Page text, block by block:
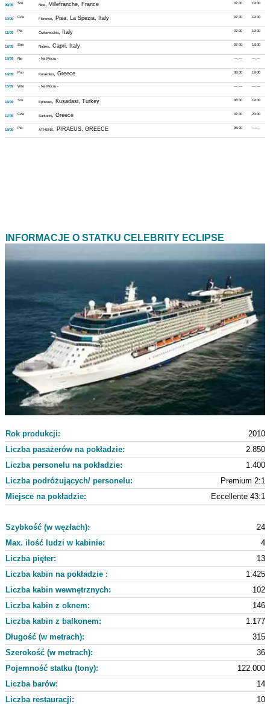
19:00
07:00
09/09 Sro Nice, Villefranche, France
19:00
07:00
10/09 Czw Florence, Pisa, La Spezia, Italy
19:00
07:00
11/09 Pia Civitavecchia, Italy
18:00
07:00
12/09 Sob Naples, Capri, Italy
---:---
---:---
13/09 Nie - Na Morzu -
19:00
08:00
14/09 Pon Katakolon, Greece
---:---
---:---
15/09 Wto - Na Morzu -
19:00
08:00
16/09 Sro Ephesus, Kusadasi, Turkey
20:00
07:00
17/09 Czw Santorini, Greece
---:---
05:00
18/09 Pia ATHENS, PIRAEUS, GREECE
INFORMACJE O STATKU CELEBRITY ECLIPSE
Rok produkcji:
2010
Liczba pasażerów na pokładzie:
2.850
Liczba personelu na pokładzie:
1.400
Liczba podróżujących/ personelu:
Premium 2:1
Miejsce na pokładzie:
Eccellente 43:1
24
Szybkość (w węzłach):
4
Max. ilość ludzi w kabinie:
Liczba pięter:
13
Liczba kabin na pokładzie :
1.425
Liczba kabin wewnętrznych:
102
Liczba kabin z oknem:
146
Liczba kabin z balkonem:
1.177
Długość (w metrach):
315
Szerokość (w metrach):
36
Pojemność statku (tony):
122.000
Liczba barów:
14
Liczba restauracji:
10